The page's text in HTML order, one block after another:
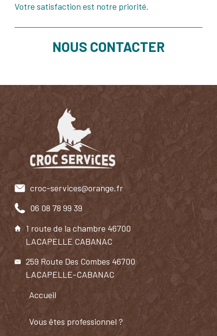
Votre satisfaction est notre priorité.
NOUS CONTACTER​
croc-services@orange.fr
06 08 78 99 39
1 route de la chambre 46700
LACAPELLE CABANAC
259 Route Des Combes 46700
LACAPELLE-CABANAC
Accueil
Vous êtes professionnel ?​